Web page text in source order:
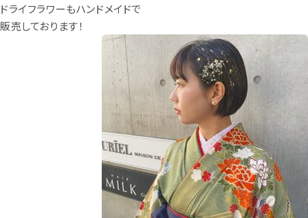
ドライフラワーもハンドメイドで
販売しております！